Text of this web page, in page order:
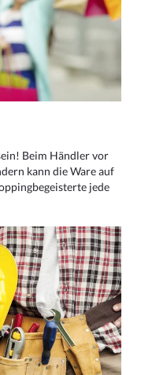
Beim Händler vor
kann die Ware auf
jede